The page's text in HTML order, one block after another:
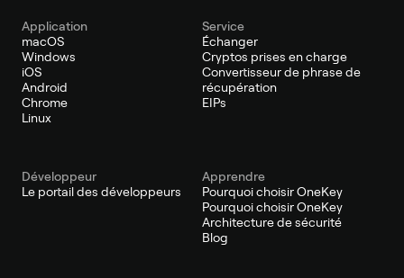
Application
macOS
Windows
iOS
Android
Chrome
Linux
Service
Échanger
Cryptos prises en charge
Convertisseur de phrase de
récupération
EIPs
Développeur
Le portail des développeurs
Apprendre
Pourquoi choisir OneKey
Pourquoi choisir OneKey
Architecture de sécurité
Blog